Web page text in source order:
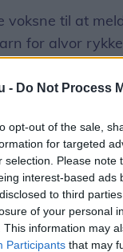
- Do Not Process
opt-out of the sale,
for targeted
selection. Please
interest-based ads
to third
of your personal
This information may
Participants that may
voksne til at
for alvor
komme på
Brøgger.
kan du
29821765.